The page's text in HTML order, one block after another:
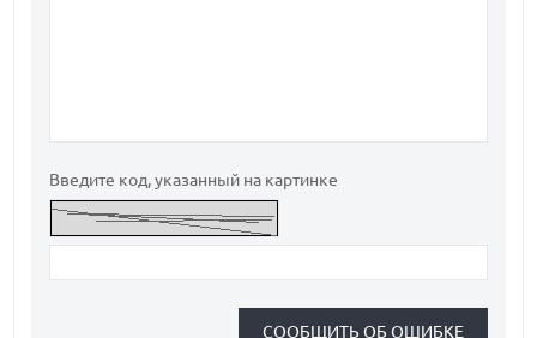
Введите код, указанный на картинке